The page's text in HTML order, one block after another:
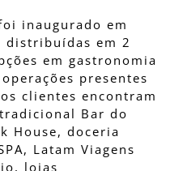
inaugurado em
distribuídas em 2
em gastronomia
presentes
clientes encontram
Bar do
House, doceria
Latam Viagens
lojas